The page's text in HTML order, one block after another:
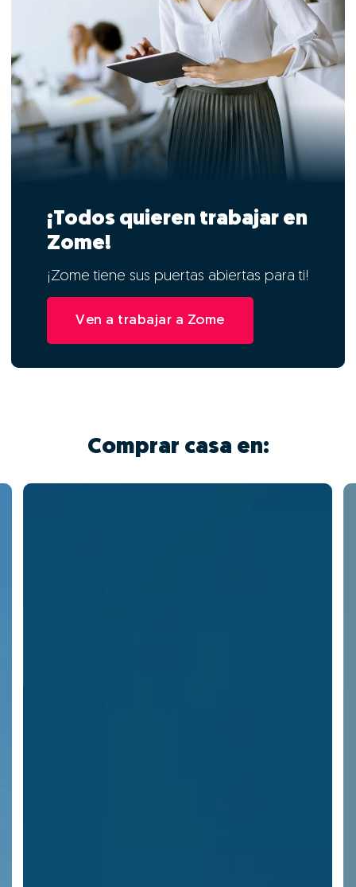
¡Todos quieren trabajar en
Zome!
¡Zome tiene sus puertas abiertas para ti!
Ven a trabajar a Zome
Comprar casa en: